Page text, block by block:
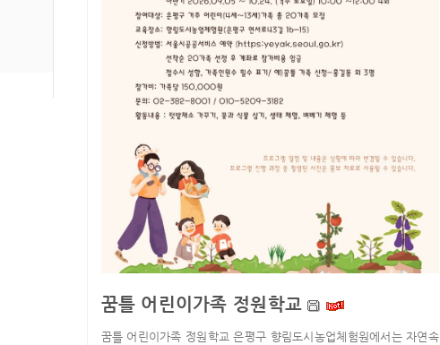
꿈틀 어린이가족 정원학교
꿈틀 어린이가족 정원학교 은평구 향림도시농업체험원에서는 자연속